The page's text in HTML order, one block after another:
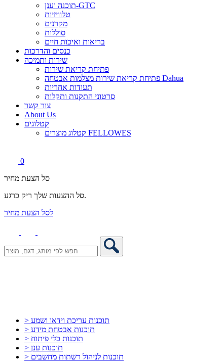
תוכנה וענן-GTC
טלוויזיות
מקרנים
סוללות
בריאות ואיכות חיים
כנסים והדרכות
שירות ותמיכה
פתיחת קריאת שירות
פתיחת קריאת שירות מצלמות אבטחה Dahua
תעודות אחריות
סרטוני התקנות ותקלות
צור קשר
About Us
קטלוגים
קטלוג מוצרים FELLOWES
0
סל הצעת מחיר
סל ההצעות שלך ריק כרגע.
לסל הצעת מחיר
> תוכנות עריכת וידאו ושמע
> תוכנות אבטחת מידע
> תוכנות כלי פיתוח
> תוכנות ענן
> תוכנות לניהול רשתות מחשבים